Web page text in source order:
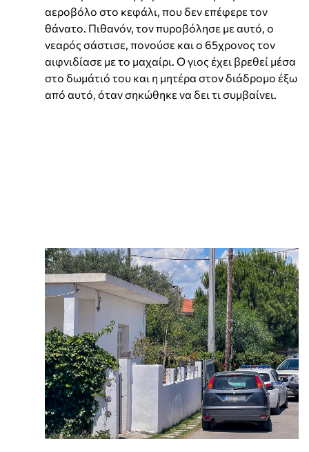
αεροβόλο στο κεφάλι, που δεν επέφερε τον
θάνατο. Πιθανόν, τον πυροβόλησε με αυτό, ο
νεαρός σάστισε, πονούσε και ο 65χρονος τον
αιφνιδίασε με το μαχαίρι. Ο γιος έχει βρεθεί μέσα
στο δωμάτιό του και η μητέρα στον διάδρομο έξω
από αυτό, όταν σηκώθηκε να δει τι συμβαίνει.